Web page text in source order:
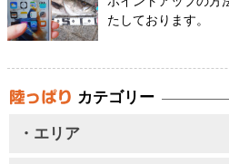
たしております。
カテゴリー
・エリア